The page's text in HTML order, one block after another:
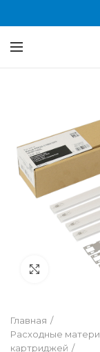
Нажмите,
Главная
Расходные
картриджей